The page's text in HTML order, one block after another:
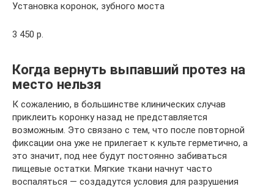
Установка коронок, зубного моста
3 450 р.
Когда вернуть выпавший протез на
место нельзя
К сожалению, в большинстве клинических случав
приклеить коронку назад не представляется
возможным. Это связано с тем, что после повторной
фиксации она уже не прилегает к культе герметично, а
это значит, под нее будут постоянно забиваться
пищевые остатки. Мягкие ткани начнут часто
воспаляться — создадутся условия для разрушения